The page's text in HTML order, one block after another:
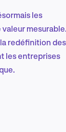
et
les
mesurable.
redéfinition des
les entreprises